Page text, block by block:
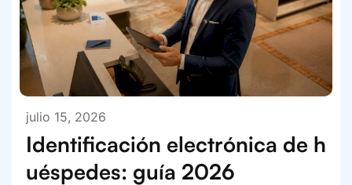
julio 15, 2026
Identificación electrónica de h
uéspedes: guía 2026